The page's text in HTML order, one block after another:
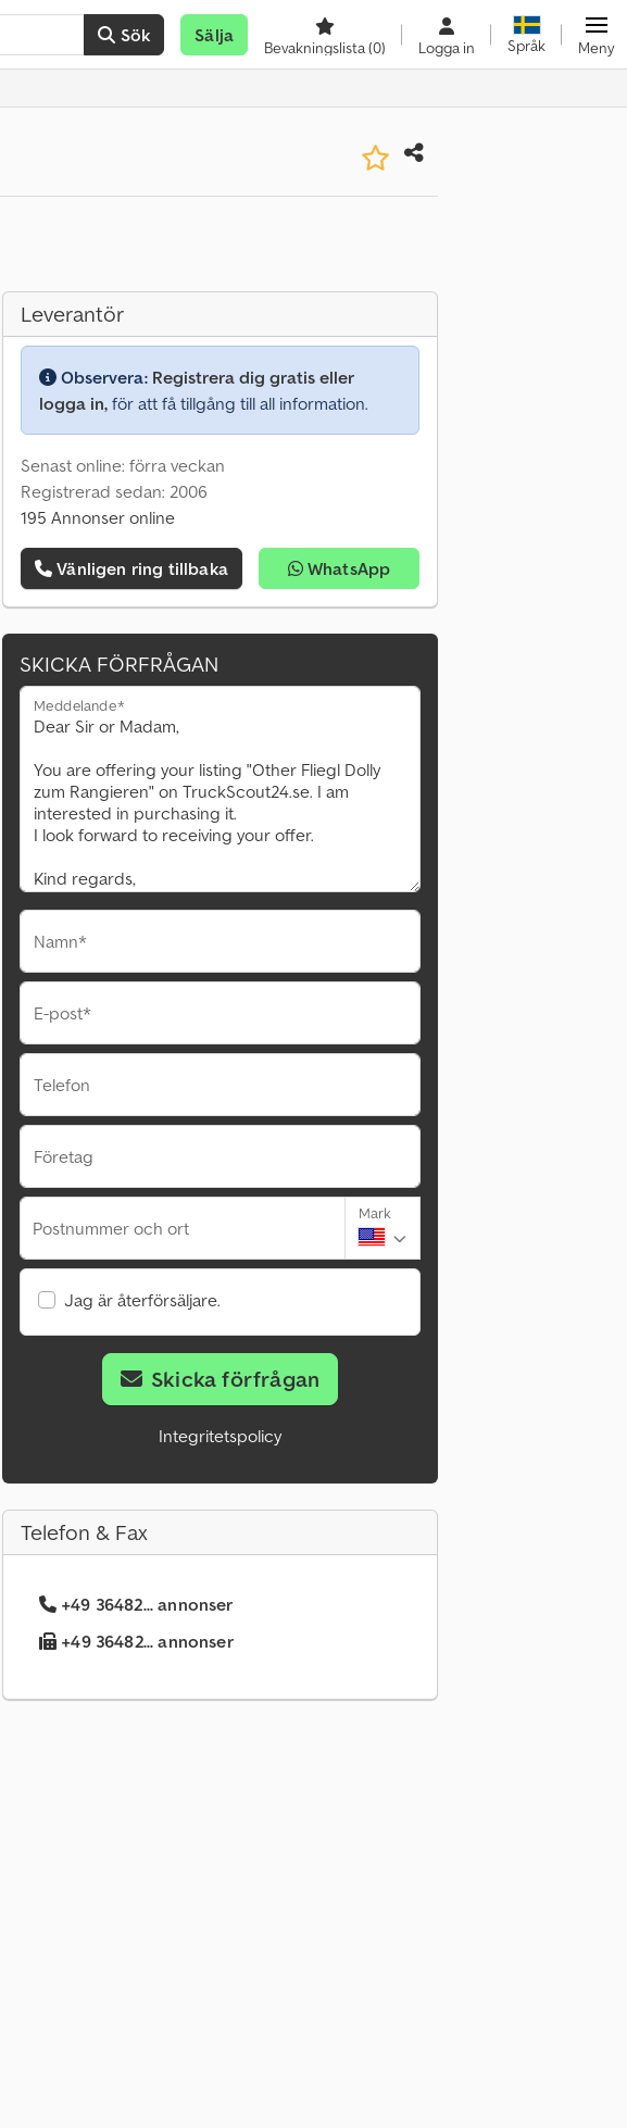
Sök Sälja
Bevakningslista(0) Logga in Språk Meny
Leverantör
Observera: Registrera dig gratis eller
logga in, för att få tillgång till all information.
Senast online: förra veckan
Registrerad sedan: 2006
195 Annonser online
Vänligen ring tillbaka WhatsApp
SKICKA FÖRFRÅGAN
Meddelande*
Namn*
E-post*
Telefon
Företag
Postnummer och ort
Mark
Jag är återförsäljare.
Skicka förfrågan
Integritetspolicy
Telefon & Fax
+49 36482... annonser
+49 36482... annonser